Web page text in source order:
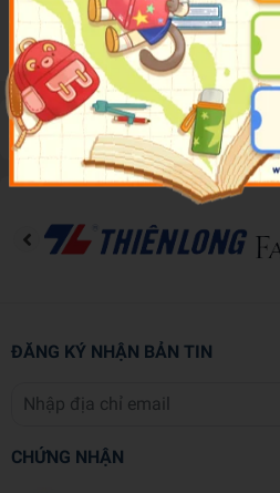
Thông tin sản phẩm đang được
Đánh giá sản phẩm
ĐĂNG KÝ NHẬN BẢN TIN
CHỨNG NHẬN